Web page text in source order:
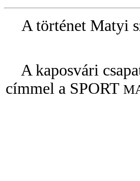
A történet Matyi
A kaposvári
címmel a SPORT